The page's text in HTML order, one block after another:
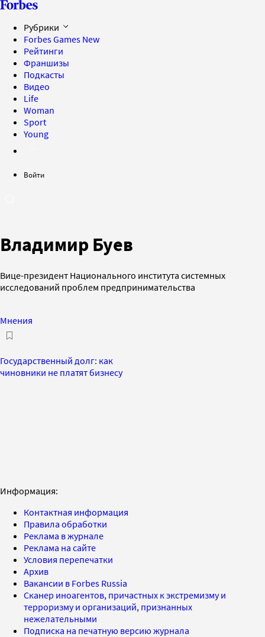
Рубрики
Forbes Games New
Рейтинги
Франшизы
Подкасты
Видео
Life
Woman
Sport
Young
Войти
Владимир Буев
Вице-президент Национального института системных
исследований проблем предпринимательства
Мнения
Государственный долг: как
чиновники не платят бизнесу
Информация:
Контактная информация
Правила обработки
Реклама в журнале
Реклама на сайте
Условия перепечатки
Архив
Вакансии в Forbes Russia
Сканер иноагентов, причастных к экстремизму и
терроризму и организаций, признанных
нежелательными
Подписка на печатную версию журнала